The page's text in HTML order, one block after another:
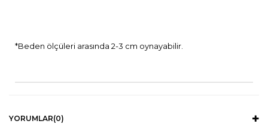
*Beden ölçüleri arasında 2-3 cm oynayabilir.
YORUMLAR(0)